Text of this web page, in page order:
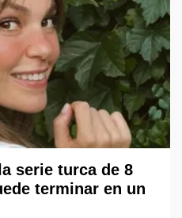
serie turca de 8
terminar en un